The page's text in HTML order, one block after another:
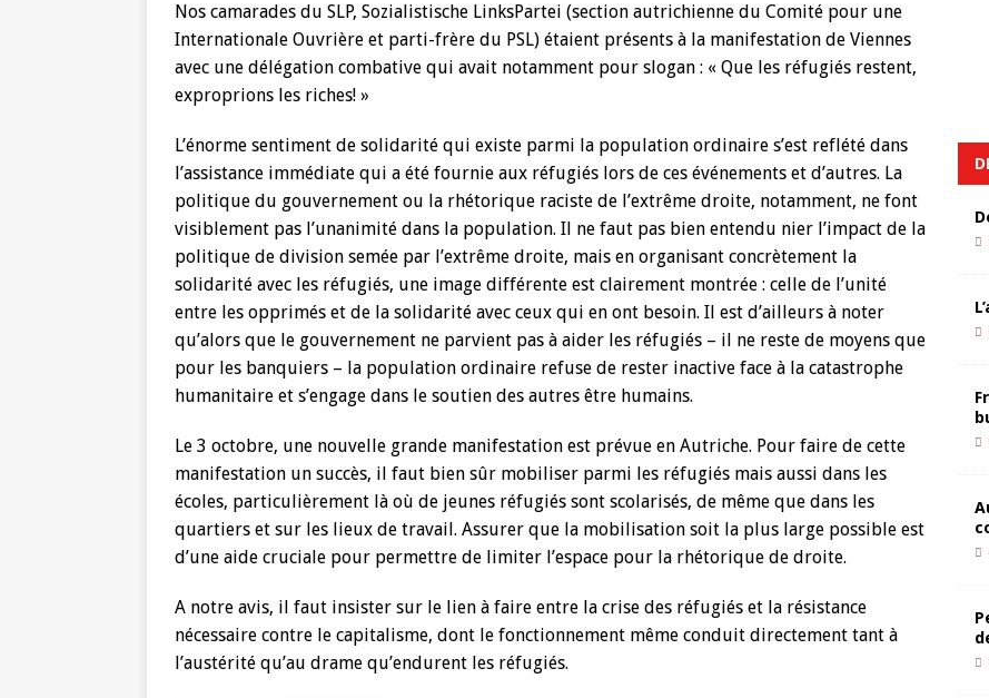
Nos camarades du SLP, Sozialistische LinksPartei (section autrichienne du Comité pour une
Internationale Ouvrière et parti-frère du PSL) étaient présents à la manifestation de Viennes
avec une délégation combative qui avait notamment pour slogan : « Que les réfugiés restent,
exproprions les riches! »
L’énorme sentiment de solidarité qui existe parmi la population ordinaire s’est reflété dans
l’assistance immédiate qui a été fournie aux réfugiés lors de ces événements et d’autres. La
politique du gouvernement ou la rhétorique raciste de l’extrême droite, notamment, ne font
visiblement pas l’unanimité dans la population. Il ne faut pas bien entendu nier l’impact de la
politique de division semée par l’extrême droite, mais en organisant concrètement la
solidarité avec les réfugiés, une image différente est clairement montrée : celle de l’unité
entre les opprimés et de la solidarité avec ceux qui en ont besoin. Il est d’ailleurs à noter
qu’alors que le gouvernement ne parvient pas à aider les réfugiés – il ne reste de moyens que
pour les banquiers – la population ordinaire refuse de rester inactive face à la catastrophe
humanitaire et s’engage dans le soutien des autres être humains.
Le 3 octobre, une nouvelle grande manifestation est prévue en Autriche. Pour faire de cette
manifestation un succès, il faut bien sûr mobiliser parmi les réfugiés mais aussi dans les
écoles, particulièrement là où de jeunes réfugiés sont scolarisés, de même que dans les
quartiers et sur les lieux de travail. Assurer que la mobilisation soit la plus large possible est
d’une aide cruciale pour permettre de limiter l’espace pour la rhétorique de droite.
A notre avis, il faut insister sur le lien à faire entre la crise des réfugiés et la résistance
nécessaire contre le capitalisme, dont le fonctionnement même conduit directement tant à
l’austérité qu’au drame qu’endurent les réfugiés.